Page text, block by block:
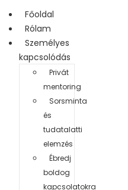
Főoldal
Rólam
Személyes
kapcsolódás
Privát
mentoring
Sorsminta
és
tudatalatti
elemzés
Ébredj
boldog
kapcsolatokra